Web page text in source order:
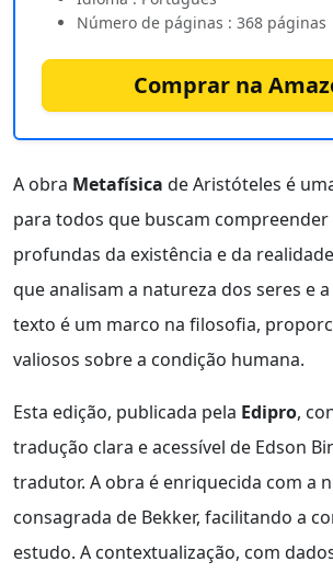
Número de páginas : 368 páginas
Comprar na
A obra Metafísica de Aristóteles é
para todos que buscam compreender
profundas da existência e da
que analisam a natureza dos seres e
texto é um marco na filosofia,
valiosos sobre a condição humana.
Esta edição, publicada pela Edipro,
tradução clara e acessível de Edson
tradutor. A obra é enriquecida com a
consagrada de Bekker, facilitando a
estudo. A contextualização, com